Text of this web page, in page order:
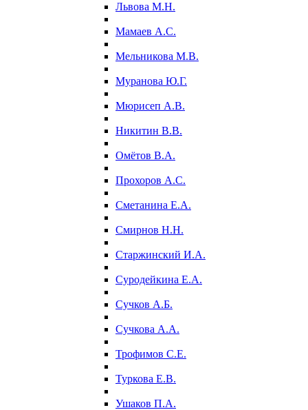
Львова М.Н.
Мамаев А.С.
Мельникова М.В.
Муранова Ю.Г.
Мюрисеп А.В.
Никитин В.В.
Омётов В.А.
Прохоров А.С.
Сметанина Е.А.
Смирнов Н.Н.
Старжинский И.А.
Суродейкина Е.А.
Сучков А.Б.
Сучкова А.А.
Трофимов С.Е.
Туркова Е.В.
Ушаков П.А.